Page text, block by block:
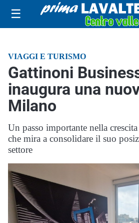
☰
VIAGGI E TURISMO
Gattinoni
inaugura una
Milano
Un passo importante nella
che mira a consolidare il suo
settore